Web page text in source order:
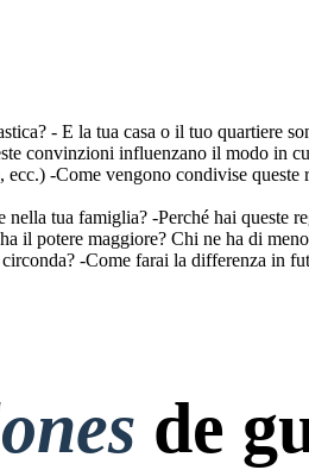
- E la tua casa o il tuo quartiere
convinzioni influenzano il modo in
-Come vengono condivise
tua famiglia? -Perché hai queste
il potere maggiore? Chi ne ha di
-Come farai la differenza in
de